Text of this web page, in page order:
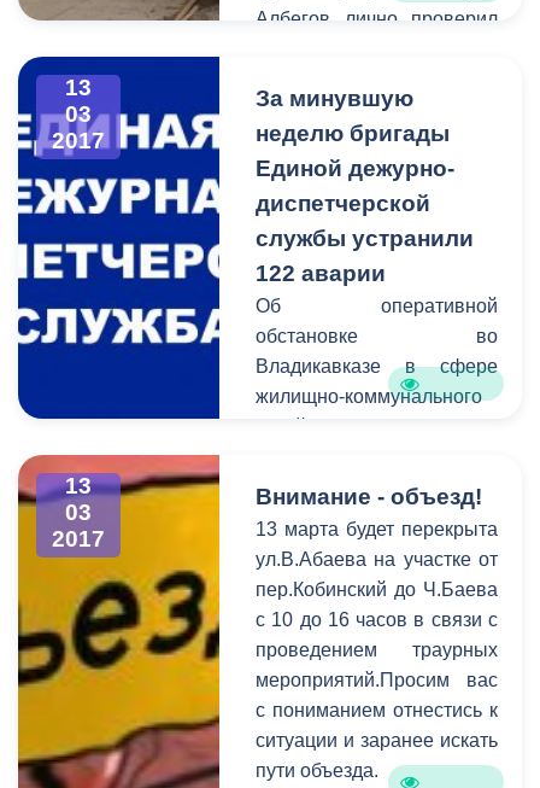
Албегов лично проверил
обновленному
трамвайному вагону.
13
03
2017
За минувшую
неделю бригады
Единой дежурно-
диспетчерской
службы устранили
122 аварии
Об оперативной
обстановке во
Владикавказе в сфере
жилищно-коммунального
диспетчерская служба.
В период c 6 по 13 марта
на горячую линию единой
дежурно-диспетчерской
службы поступило 122
оперативном порядке
устраняют проблемы в
13
03
2017
Внимание - объезд!
13 марта будет перекрыта
ул.В.Абаева на участке от
пер.Кобинский до Ч.Баева
с 10 до 16 часов в связи с
проведением траурных
мероприятий.Просим вас
с пониманием отнестись к
ситуации и заранее искать
пути объезда.